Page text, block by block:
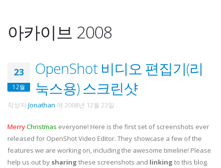
아카이브 2008
23
12월
OpenShot 비디오 편집기(리
눅스용) 스크린샷
작성자Jonathan 에 2008년 12월 23일 .
MerryChristmas everyone! Here is the first set of screenshots ever
released for OpenShot Video Editor. They showcase a few of the
features we are working on, including the awesome timeline! Please
help us out by sharing these screenshots and linking to this blog.